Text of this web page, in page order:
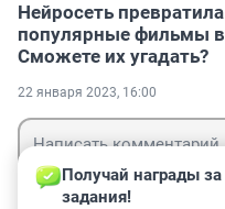
Нейросеть превратила
популярные фильмы
Сможете их угадать?
22 января 2023, 16:00
Получай награды
задания!